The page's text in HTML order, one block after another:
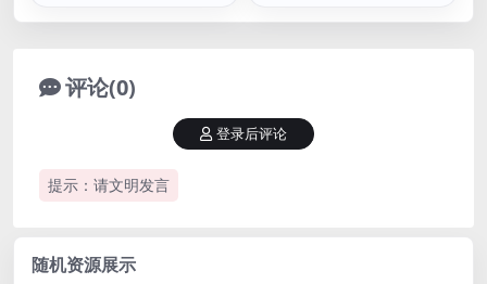
评论(0)
提示：请文明发言
登录后评论
随机资源展示